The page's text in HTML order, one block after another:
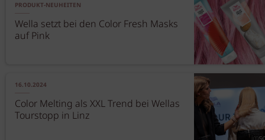
PRODUKT-NEUHEITEN
Wella setzt bei den Color Fresh Masks
auf Pink
16.10.2024
Color Melting als XXL Trend bei Wellas
Tourstopp in Linz